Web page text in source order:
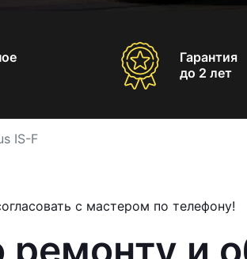
Гарантия
до 2 лет
IS-F
с мастером по телефону!